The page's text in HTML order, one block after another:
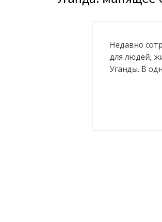
Недавно
для людей,
Уганды. В